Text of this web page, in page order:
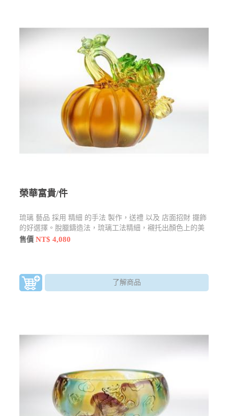
榮華富貴/件
琉璃 藝品 採用 精細 的手法 製作，送禮 以及 店面招財 擺飾
的好選擇。脫臘鑄造法，琉璃工法精細，襯托出顏色上的美
感
售價NT$ 4,080
了解商品